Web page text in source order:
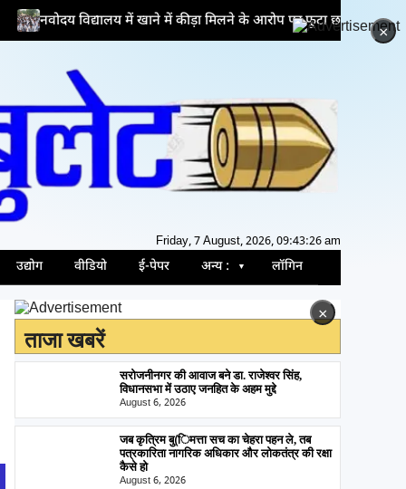
में खाने में कीड़ा मिलने के आरोप पर फूटा छात्रों का गुस्सा
Friday, 7 August, 2026, 09:43:27 am
उद्योग वीडियो ई-पेपर अन्य : लॉगिन
×
ताजा खबरें
सरोजनीनगर की आवाज बने डा. राजेश्वर सिंह,
विधानसभा में उठाए जनहित के अहम मुद्दे
August 6, 2026
जब कृत्रिम बु(िमत्ता सच का चेहरा पहन ले, तब
पत्रकारिता नागरिक अधिकार और लोकतंत्र की रक्षा
कैसे हो
August 6, 2026
×